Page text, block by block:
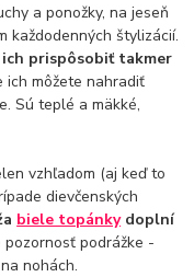
a ponožky, na jeseň
každodenných štylizácií.
ich prispôsobiť takmer
ich môžete nahradiť
Sú teplé a mäkké,
vzhľadom (aj keď to
dievčenských
biele topánkydoplní
pozornosť podrážke -
nohách.